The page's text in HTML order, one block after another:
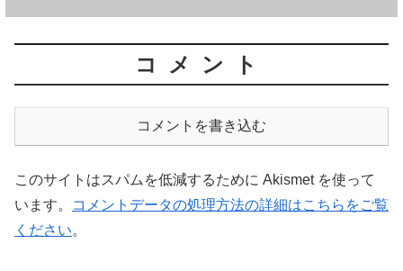
コメント
コメントを書き込む
このサイトはスパムを低減するために Akismet を使って
います。
コメントデータの処理方法の詳細はこちらをご覧
ください。